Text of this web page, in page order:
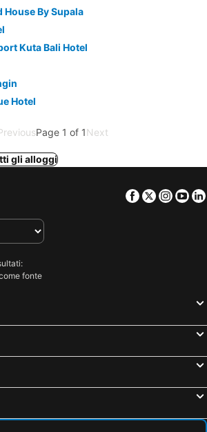
House By Supala
Kuta Bali Hotel
Hotel
Page 1 of 1Next
gli alloggi
Facebook
Twitter
fonte